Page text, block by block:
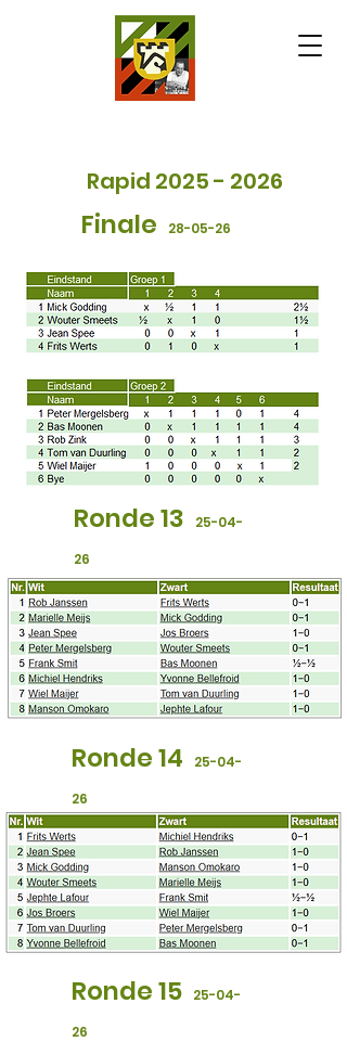
Rapid 2025 - 2026
Finale 28-05-26
Ronde 13 25-04-
26
Ronde 14 25-04-
26
Ronde 15 25-04-
26